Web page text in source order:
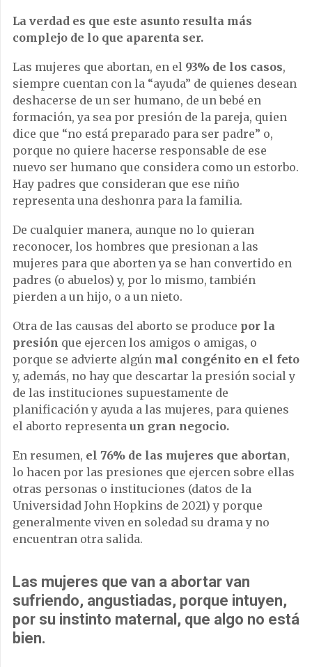
La verdad es que este asunto resulta más
complejo de lo que aparenta ser.
Las mujeres que abortan, en el 93% de los casos,
siempre cuentan con la “ayuda” de quienes desean
deshacerse de un ser humano, de un bebé en
formación, ya sea por presión de la pareja, quien
dice que “no está preparado para ser padre” o,
porque no quiere hacerse responsable de ese
nuevo ser humano que considera como un estorbo.
Hay padres que consideran que ese niño
representa una deshonra para la familia.
De cualquier manera, aunque no lo quieran
reconocer, los hombres que presionan a las
mujeres para que aborten ya se han convertido en
padres (o abuelos) y, por lo mismo, también
pierden a un hijo, o a un nieto.
Otra de las causas del aborto se produce por la
presión que ejercen los amigos o amigas, o
porque se advierte algún mal congénito en el feto
y, además, no hay que descartar la presión social y
de las instituciones supuestamente de
planificación y ayuda a las mujeres, para quienes
el aborto representa un gran negocio.
En resumen, el 76% de las mujeres que abortan,
lo hacen por las presiones que ejercen sobre ellas
otras personas o instituciones (datos de la
Universidad John Hopkins de 2021) y porque
generalmente viven en soledad su drama y no
encuentran otra salida.
Las mujeres que van a abortar van
sufriendo, angustiadas, porque intuyen,
por su instinto maternal, que algo no está
bien.